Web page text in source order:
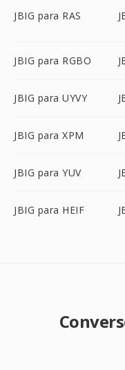
JBIG para RAS
JBIG para RGBO
JBIG para UYVY
JBIG para XPM
JBIG para YUV
JBIG para HEIF